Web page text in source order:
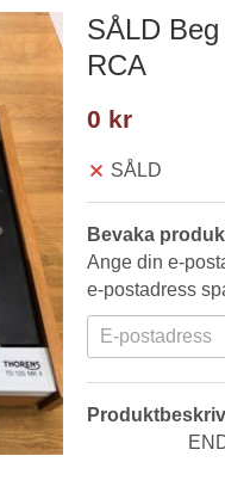
SÅLD
RCA
0 kr
SÅLD
Bevaka
Ange din e-
e-postadress